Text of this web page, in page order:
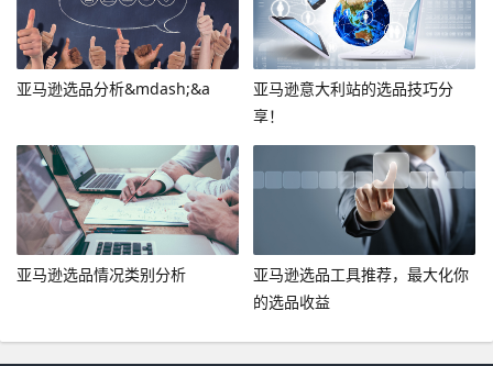
亚马逊选品分析&mdash;&a
亚马逊意大利站的选品技巧分
享！
亚马逊选品情况类别分析
亚马逊选品工具推荐，最大化你
的选品收益